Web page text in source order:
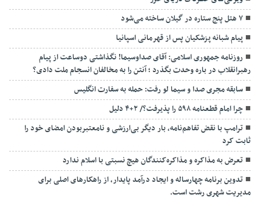
۷ هتل پنج ستاره در گیلان ساخته می‌شود
پیام شبانه پزشکیان پس از قهرمانی اسپانیا
روزنامه جمهوری اسلامی: آقای صداوسیما! نگذاشتی دوساعت از پیام
رهبرانقلاب در باره وحدت بگذرد ؛ آنتن را به مخالفان انسجام ملت دادی؟
سابقه مجری صدا و سیما لو رفت: حمله به سفارت انگلیس
چرا امام قطعنامه ۵۹۸ را پذیرفت؟/ ۲+۴ دلیل
ترامپ با نقض تفاهم‌نامه، بار دیگر بی‌ارزشی و نامعتبربودن امضای خود را
ثابت کرد
تعرض به مذاکره و مذاکره‌کنندگان هیچ نسبتی با اسلام ندارد
تدوین برنامه چهارساله و ایجاد درآمد پایدار، از راهکارهای اصلی برای
مدیریت شهری رشت است.